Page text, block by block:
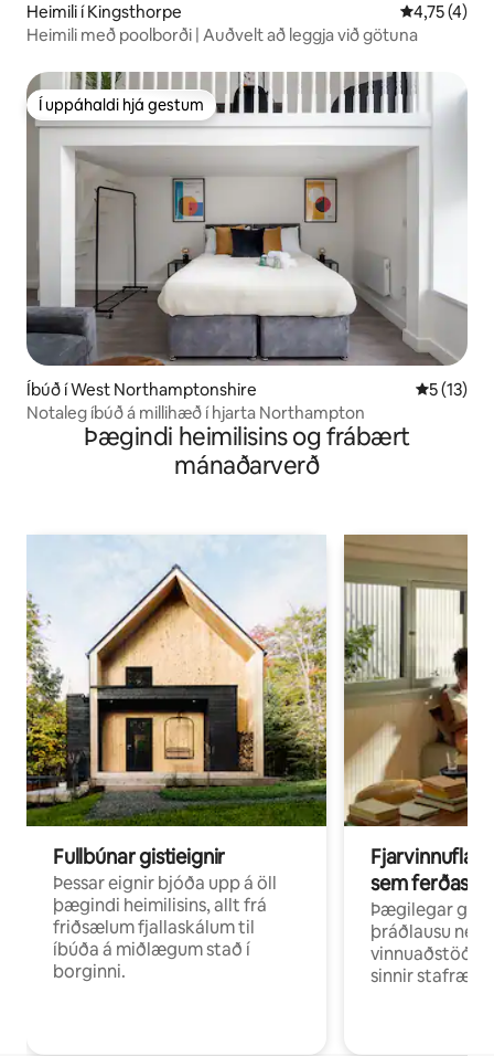
Heimili í Kingsthorpe 4,75 af 5 í
4,75 (4)
Heimili með poolborði | Auðvelt að leggja við götuna
Í uppáhaldi hjá gestum
Í uppáhaldi hjá gestum
Íbúð í West Northamptonshire 5 af 5 í
5 (13)
Notaleg íbúð á millihæð í hjarta Northampton
Þægindi heimilisins og frábært
mánaðarverð
Fullbúnar gistieignir
Þessar eignir bjóða upp á öll
þægindi heimilisins, allt frá
friðsælum fjallaskálum til
íbúða á miðlægum stað í
borginni.
sem ferðast
Þægilegar
þráðlausu neti
vinnuaðstöðu
sinnir